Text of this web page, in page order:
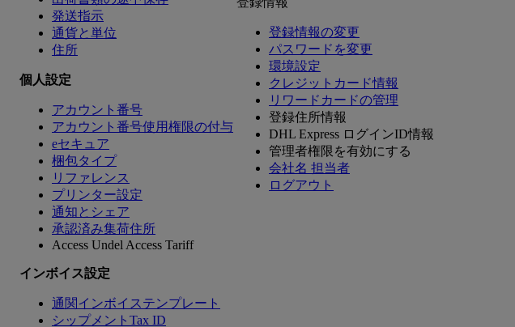
発送指示
通貨と単位
住所
個人設定
アカウント番号
アカウント番号使用権限の付与
eセキュア
梱包タイプ
リファレンス
プリンター設定
通知とシェア
承認済み集荷住所
Access Undel Access Tariff
インボイス設定
通関インボイステンプレート
シップメントTax ID
登録情報の変更
パスワードを変更
環境設定
クレジットカード情報
リワードカードの管理
登録住所情報
DHL Express ログインID情報
管理者権限を有効にする
会社名 担当者
ログアウト